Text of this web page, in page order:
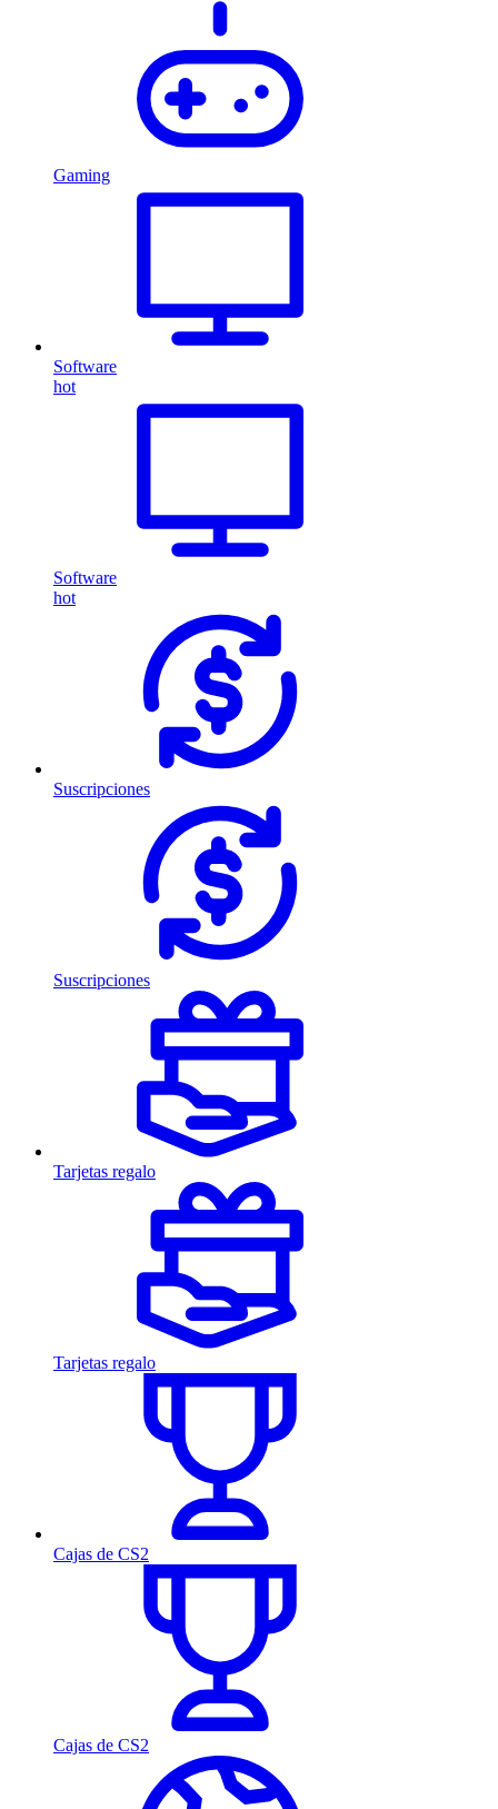
Gaming
Software
hot
Software
hot
Suscripciones
Suscripciones
Tarjetas regalo
Tarjetas regalo
Cajas de CS2
Cajas de CS2